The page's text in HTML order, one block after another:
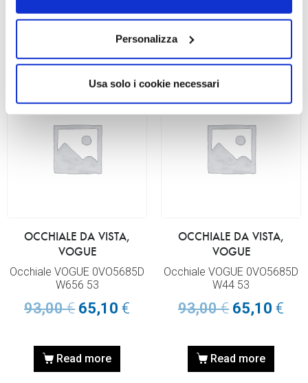
Personalizza
Usa solo i cookie necessari
OCCHIALE DA VISTA,
VOGUE
Occhiale VOGUE 0VO5685D
W656 53
93,00€ 65,10 €
Read more
OCCHIALE DA VISTA,
VOGUE
Occhiale VOGUE 0VO5685D
W44 53
93,00€ 65,10 €
Read more